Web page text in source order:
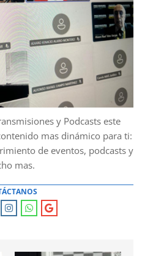
y Podcasts este
mas dinámico para ti:
de eventos, podcasts y
mas.